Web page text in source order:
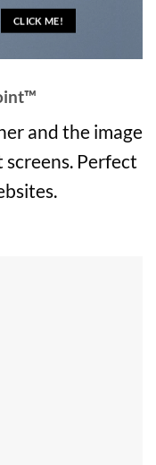
CLICK ME!
™
and the image
Perfect